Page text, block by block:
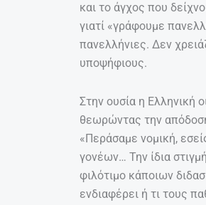
και το άγχος που
γιατί «γράφουμε
πανελλήνιες. Δεν
υποψήφιους.
Στην ουσία η Ελληνική
θεωρώντας την
«Περάσαμε νομική,
γονέων… Την ίδια
φιλότιμο κάποιων
ενδιαφέρει ή τι τους